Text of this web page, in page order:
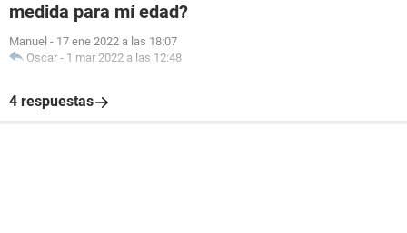
medida para mí edad?
Manuel - 17 ene 2022 a las 18:07
Oscar - 1 mar 2022 a las 12:48
4 respuestas